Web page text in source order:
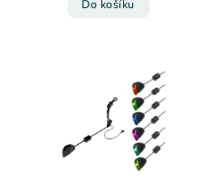
Do košíku